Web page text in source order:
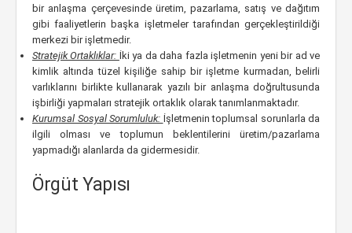
bir anlaşma çerçevesinde üretim, pazarlama, satış ve dağıtım
gibi faaliyetlerin başka işletmeler tarafından gerçekleştirildiği
merkezi bir işletmedir.
Stratejik Ortaklıklar: İki ya da daha fazla işletmenin yeni bir ad ve
kimlik altında tüzel kişiliğe sahip bir işletme kurmadan, belirli
varlıklarını birlikte kullanarak yazılı bir anlaşma doğrultusunda
işbirliği yapmaları stratejik ortaklık olarak tanımlanmaktadır.
Kurumsal Sosyal Sorumluluk: İşletmenin toplumsal sorunlarla da
ilgili olması ve toplumun beklentilerini üretim/pazarlama
yapmadığı alanlarda da gidermesidir.
Örgüt Yapısı